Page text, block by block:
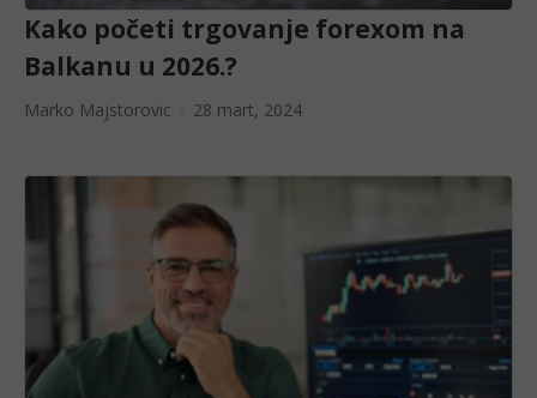
Kako početi trgovanje forexom na
Balkanu u 2026.?
Marko Majstorovic 28 mart, 2024